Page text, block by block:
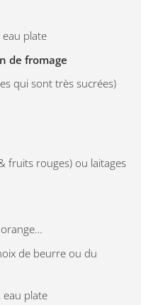
plate
de fromage
qui sont très sucrées)
fruits rouges) ou laitages
de beurre ou du
eau plate